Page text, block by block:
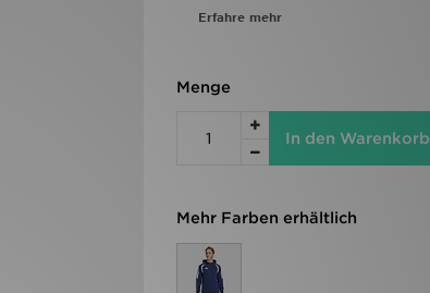
Erfahre mehr
Menge
In den Warenkorb
Mehr Farben erhältlich